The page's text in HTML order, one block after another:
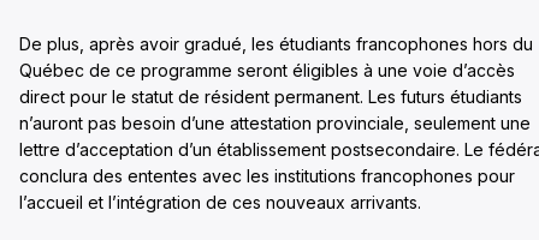
De plus, après avoir gradué, les étudiants francophones hors du
Québec de ce programme seront éligibles à une voie d’accès
direct pour le statut de résident permanent. Les futurs étudiants
n’auront pas besoin d’une attestation provinciale, seulement une
lettre d’acceptation d’un établissement postsecondaire. Le
conclura des ententes avec les institutions francophones pour
l’accueil et l’intégration de ces nouveaux arrivants.